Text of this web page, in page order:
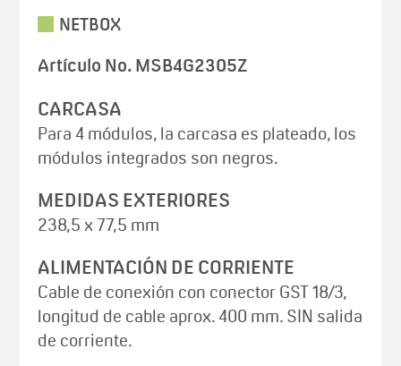
NETBOX
Artículo No. MSB4G2305Z
CARCASA
Para 4 módulos, la carcasa es plateado, los
módulos integrados son negros.
MEDIDAS EXTERIORES
238,5 x 77,5 mm
ALIMENTACIÓN DE CORRIENTE
Cable de conexión con conector GST 18/3,
longitud de cable aprox. 400 mm. SIN salida
de corriente.